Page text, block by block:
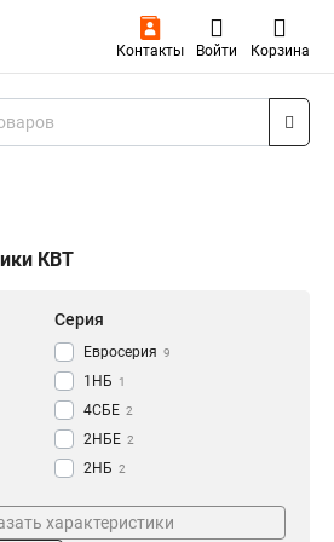
Контакты Войти Корзина
КВТ
Серия
Евросерия 9
1НБ 1
4СБЕ 2
2НБЕ 2
2НБ 2
2 35кВ 2
характеристики